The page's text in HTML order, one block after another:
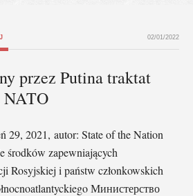
02/01/2022
przez Putina traktat
NATO
29, 2021, autor: State of the Nation
środków zapewniających
Rosyjskiej i państw członkowskich
Министерство